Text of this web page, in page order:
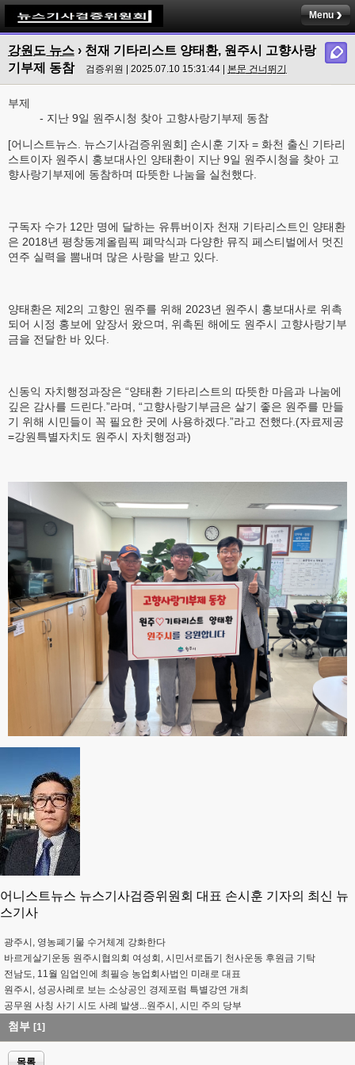
Menu
강원도 뉴스 › 천재 기타리스트 양태환, 원주시 고향사랑
기부제 동참
검증위원 | 2025.07.10 15:31:44 | 본문 건너뛰기
부제
- 지난 9일 원주시청 찾아 고향사랑기부제 동참
[어니스트뉴스. 뉴스기사검증위원회] 손시훈 기자 = 화천 출신 기타리
스트이자 원주시 홍보대사인 양태환이 지난 9일 원주시청을 찾아 고
향사랑기부제에 동참하며 따뜻한 나눔을 실천했다.
구독자 수가 12만 명에 달하는 유튜버이자 천재 기타리스트인 양태환
은 2018년 평창동계올림픽 폐막식과 다양한 뮤직 페스티벌에서 멋진
연주 실력을 뽐내며 많은 사랑을 받고 있다.
양태환은 제2의 고향인 원주를 위해 2023년 원주시 홍보대사로 위촉
되어 시정 홍보에 앞장서 왔으며, 위촉된 해에도 원주시 고향사랑기부
금을 전달한 바 있다.
신동익 자치행정과장은 “양태환 기타리스트의 따뜻한 마음과 나눔에
깊은 감사를 드린다.”라며, “고향사랑기부금은 살기 좋은 원주를 만들
기 위해 시민들이 꼭 필요한 곳에 사용하겠다.”라고 전했다.(자료제공
=강원특별자치도 원주시 자치행정과)
어니스트뉴스 뉴스기사검증위원회 대표 손시훈 기자의 최신 뉴
스기사
광주시, 영농폐기물 수거체계 강화한다
바르게살기운동 원주시협의회 여성회, 시민서로돕기 천사운동 후원금 기탁
전남도, 11월 임업인에 최필승 농업회사법인 미래로 대표
원주시, 성공사례로 보는 소상공인 경제포럼 특별강연 개최
공무원 사칭 사기 시도 사례 발생...원주시, 시민 주의 당부
첨부 [1]
목록